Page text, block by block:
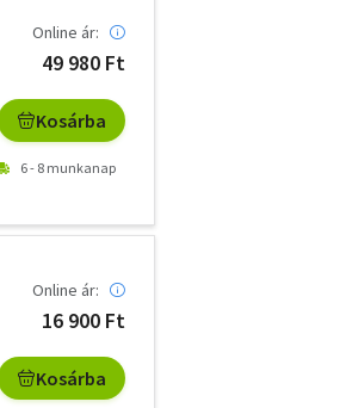
Online ár:
49 980 Ft
Kosárba
6 - 8 munkanap
Online ár:
16 900 Ft
Kosárba